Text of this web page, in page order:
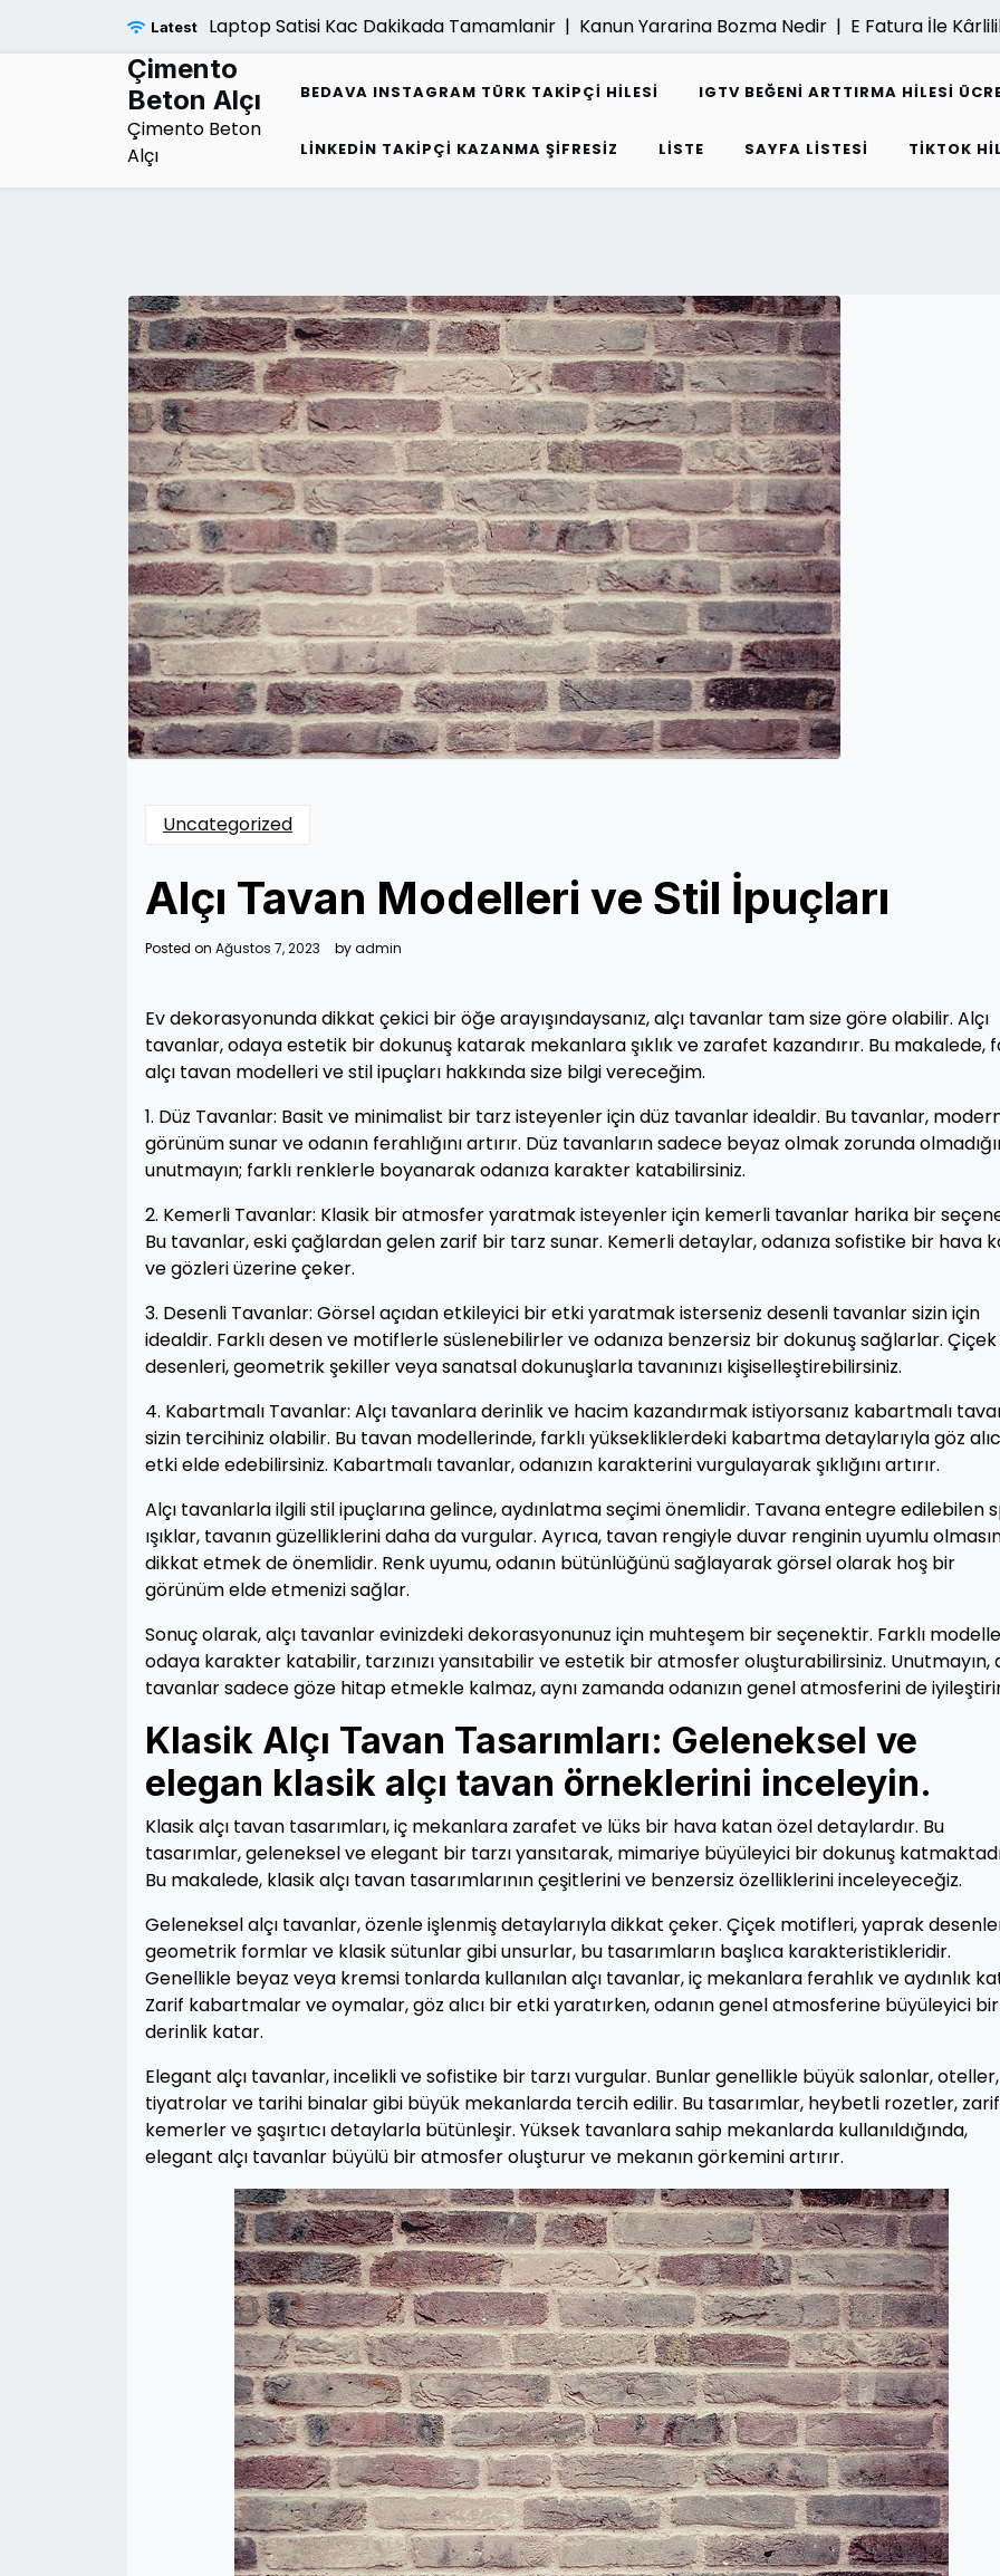
Latest
Laptop Satisi Kac Dakikada Tamamlanir |Kanun Yararina Bozma Nedir | E Fatura İle Kârlilik
Çimento
Beton Alçı
Çimento Beton
Alçı
BEDAVA INSTAGRAM TÜRK TAKIPÇI HILESI IGTV BEĞENI ARTTIRMA HILESI
LINKEDIN TAKIPÇI KAZANMA ŞIFRESIZ LISTE SAYFA LISTESI TIKTOK
Uncategorized
Alçı Tavan Modelleri ve Stil İpuçları
Posted on Ağustos 7, 2023 byadmin
Ev dekorasyonunda dikkat çekici bir öğe arayışındaysanız, alçı tavanlar tam size göre olabilir. Alçı
tavanlar, odaya estetik bir dokunuş katarak mekanlara şıklık ve zarafet kazandırır. Bu makalede,
alçı tavan modelleri ve stil ipuçları hakkında size bilgi vereceğim.
1. Düz Tavanlar: Basit ve minimalist bir tarz isteyenler için düz tavanlar idealdir. Bu tavanlar,
görünüm sunar ve odanın ferahlığını artırır. Düz tavanların sadece beyaz olmak zorunda
unutmayın; farklı renklerle boyanarak odanıza karakter katabilirsiniz.
2. Kemerli Tavanlar: Klasik bir atmosfer yaratmak isteyenler için kemerli tavanlar harika bir
Bu tavanlar, eski çağlardan gelen zarif bir tarz sunar. Kemerli detaylar, odanıza sofistike bir hava
ve gözleri üzerine çeker.
3. Desenli Tavanlar: Görsel açıdan etkileyici bir etki yaratmak isterseniz desenli tavanlar sizin için
idealdir. Farklı desen ve motiflerle süslenebilirler ve odanıza benzersiz bir dokunuş sağlarlar. Çiçek
desenleri, geometrik şekiller veya sanatsal dokunuşlarla tavanınızı kişiselleştirebilirsiniz.
4. Kabartmalı Tavanlar: Alçı tavanlara derinlik ve hacim kazandırmak istiyorsanız kabartmalı
sizin tercihiniz olabilir. Bu tavan modellerinde, farklı yüksekliklerdeki kabartma detaylarıyla göz
etki elde edebilirsiniz. Kabartmalı tavanlar, odanızın karakterini vurgulayarak şıklığını artırır.
Alçı tavanlarla ilgili stil ipuçlarına gelince, aydınlatma seçimi önemlidir. Tavana entegre edilebilen
ışıklar, tavanın güzelliklerini daha da vurgular. Ayrıca, tavan rengiyle duvar renginin uyumlu
dikkat etmek de önemlidir. Renk uyumu, odanın bütünlüğünü sağlayarak görsel olarak hoş bir
görünüm elde etmenizi sağlar.
Sonuç olarak, alçı tavanlar evinizdeki dekorasyonunuz için muhteşem bir seçenektir. Farklı
odaya karakter katabilir, tarzınızı yansıtabilir ve estetik bir atmosfer oluşturabilirsiniz. Unutmayın,
tavanlar sadece göze hitap etmekle kalmaz, aynı zamanda odanızın genel atmosferini de
Klasik Alçı Tavan Tasarımları: Geleneksel ve
elegan klasik alçı tavan örneklerini inceleyin.
Klasik alçı tavan tasarımları, iç mekanlara zarafet ve lüks bir hava katan özel detaylardır. Bu
tasarımlar, geleneksel ve elegant bir tarzı yansıtarak, mimariye büyüleyici bir dokunuş
Bu makalede, klasik alçı tavan tasarımlarının çeşitlerini ve benzersiz özelliklerini inceleyeceğiz.
Geleneksel alçı tavanlar, özenle işlenmiş detaylarıyla dikkat çeker. Çiçek motifleri, yaprak
geometrik formlar ve klasik sütunlar gibi unsurlar, bu tasarımların başlıca karakteristikleridir.
Genellikle beyaz veya kremsi tonlarda kullanılan alçı tavanlar, iç mekanlara ferahlık ve aydınlık
Zarif kabartmalar ve oymalar, göz alıcı bir etki yaratırken, odanın genel atmosferine büyüleyici bir
derinlik katar.
Elegant alçı tavanlar, incelikli ve sofistike bir tarzı vurgular. Bunlar genellikle büyük salonlar, oteller,
tiyatrolar ve tarihi binalar gibi büyük mekanlarda tercih edilir. Bu tasarımlar, heybetli rozetler, zarif
kemerler ve şaşırtıcı detaylarla bütünleşir. Yüksek tavanlara sahip mekanlarda kullanıldığında,
elegant alçı tavanlar büyülü bir atmosfer oluşturur ve mekanın görkemini artırır.